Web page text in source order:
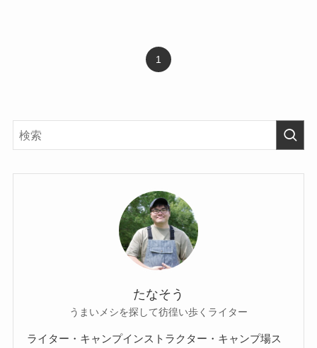
1
たなそう
うまいメシを探して彷徨い歩くライター
ライター・キャンプインストラクター・キャンプ場ス